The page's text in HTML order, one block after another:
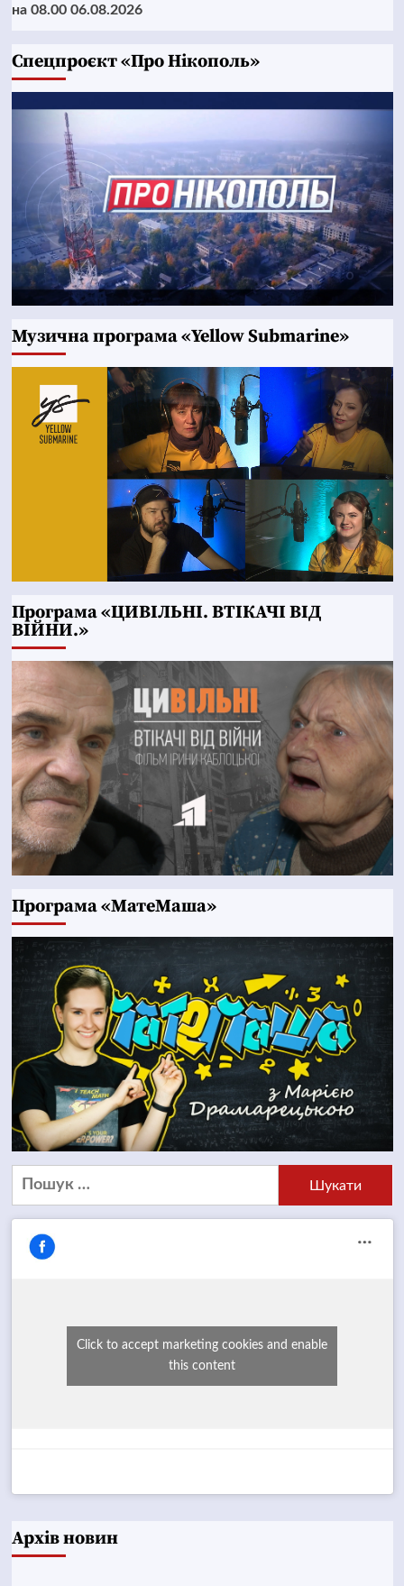
на 08.00 06.08.2026
Cпецпроєкт «Про Нікополь»
Музична програма «Yellow Submarine»
Програма «ЦИВІЛЬНІ. ВТІКАЧІ ВІД
ВІЙНИ.»
Програма «МатеМаша»
Пошук:
Click to accept marketing cookies and enable
this content
Архів новин